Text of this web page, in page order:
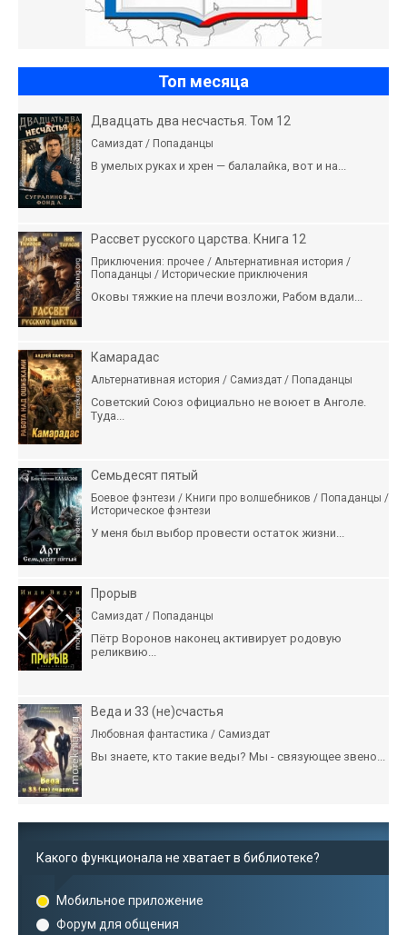
Топ месяца
Двадцать два несчастья. Том 12
Самиздат / Попаданцы
В умелых руках и хрен — балалайка, вот и на...
Рассвет русского царства. Книга 12
Приключения: прочее / Альтернативная история /
Попаданцы / Исторические приключения
Оковы тяжкие на плечи возложи, Рабом вдали...
Камарадас
Альтернативная история / Самиздат / Попаданцы
Советский Союз официально не воюет в Анголе.
Туда...
Семьдесят пятый
Боевое фэнтези / Книги про волшебников / Попаданцы /
Историческое фэнтези
У меня был выбор провести остаток жизни...
Прорыв
Самиздат / Попаданцы
Пётр Воронов наконец активирует родовую
реликвию...
Веда и 33 (не)счастья
Любовная фантастика / Самиздат
Вы знаете, кто такие веды? Мы - связующее звено...
Какого функционала не хватает в библиотеке?
Мобильное приложение
Форум для общения